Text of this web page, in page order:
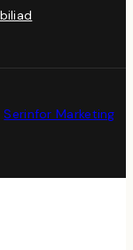
Serinfor Marketing